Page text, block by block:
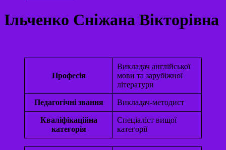
Ільченко Сніжана Вікторівна
Професія
Викладач англійської
мови та зарубіжної
літератури
Педагогічні звання Викладач-методист
Кваліфікаційна
категорія
Спеціаліст вищої
категорії